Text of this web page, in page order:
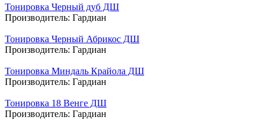
Тонировка Черный дуб ДШ
Производитель: Гардиан
Тонировка Черный Абрикос ДШ
Производитель: Гардиан
Тонировка Миндаль Крайола ДШ
Производитель: Гардиан
Тонировка 18 Венге ДШ
Производитель: Гардиан